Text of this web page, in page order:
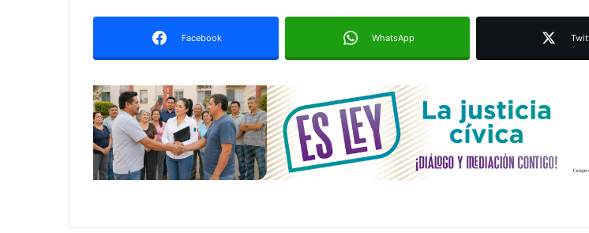
Facebook WhatsApp
segundo informe en
destaca coordinación
Gobierno del Estado
llegada tras renunciar
Carlos Arreola pide a
adelantarse y